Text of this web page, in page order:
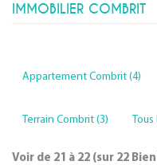
IMMOBILIER COMBRIT
Appartement Combrit (4)
Terrain Combrit (3)
Voir de 21 à 22 (sur 22